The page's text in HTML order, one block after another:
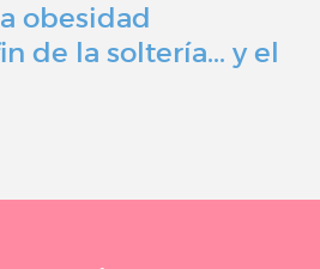
obesidad
de la soltería... y el